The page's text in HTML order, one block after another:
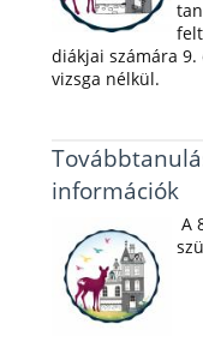
diákjai számára
vizsga nélkül.
információk
A